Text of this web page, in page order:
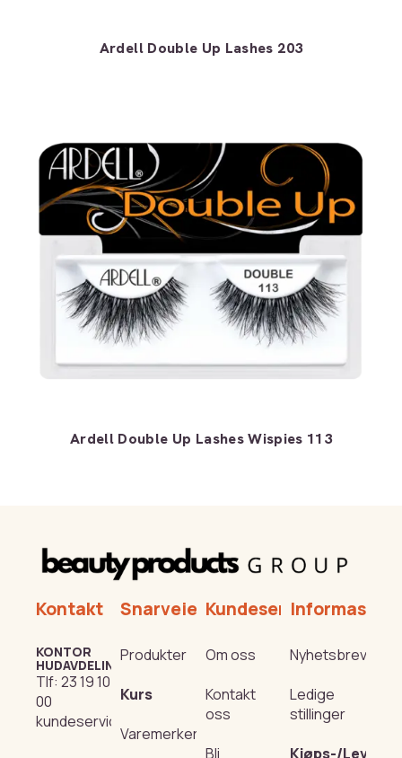
Ardell Double Up Lashes 203
Ardell Double Up Lashes Wispies 113
Kontakt
KONTOR
HUDAVDELING
Tlf: 23 19 10
00
kundeservice@beautyproducts.no
Snarveier
Produkter
Kurs
Varemerker
Kundeservice
Om oss
Kontakt
oss
Bli
Informasjon
Nyhetsbrev
Ledige
stillinger
Kjøps-/